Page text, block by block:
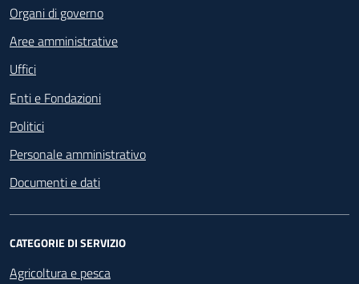
Organi di governo
Aree amministrative
Uffici
Enti e Fondazioni
Politici
Personale amministrativo
Documenti e dati
CATEGORIE DI SERVIZIO
Agricoltura e pesca